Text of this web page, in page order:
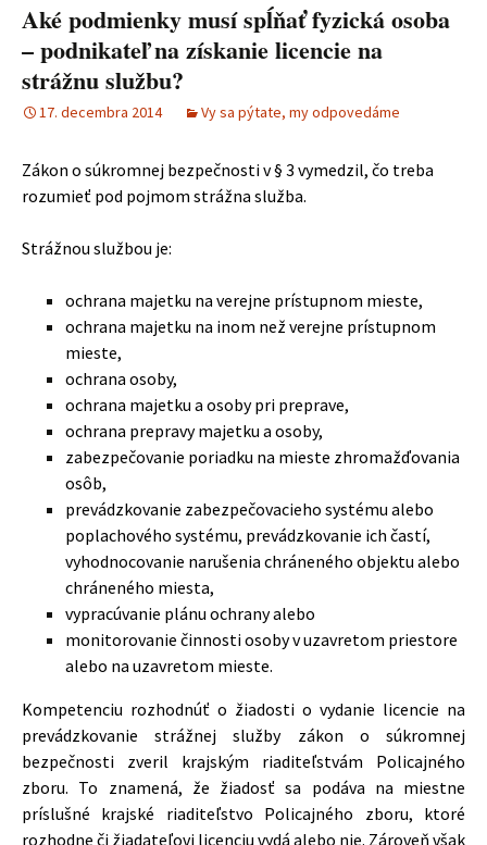
Aké podmienky musí spĺňať fyzická osoba
– podnikateľ na získanie licencie na
strážnu službu?
17. decembra 2014 Vy sa pýtate, my odpovedáme
Zákon o súkromnej bezpečnosti v § 3 vymedzil, čo treba
rozumieť pod pojmom strážna služba.
Strážnou službou je:
ochrana majetku na verejne prístupnom mieste,
ochrana majetku na inom než verejne prístupnom
mieste,
ochrana osoby,
ochrana majetku a osoby pri preprave,
ochrana prepravy majetku a osoby,
zabezpečovanie poriadku na mieste zhromažďovania
osôb,
prevádzkovanie zabezpečovacieho systému alebo
poplachového systému, prevádzkovanie ich častí,
vyhodnocovanie narušenia chráneného objektu alebo
chráneného miesta,
vypracúvanie plánu ochrany alebo
monitorovanie činnosti osoby v uzavretom priestore
alebo na uzavretom mieste.
Kompetenciu rozhodnúť o žiadosti o vydanie licencie na
prevádzkovanie strážnej služby zákon o súkromnej
bezpečnosti zveril krajským riaditeľstvám Policajného
zboru. To znamená, že žiadosť sa podáva na miestne
príslušné krajské riaditeľstvo Policajného zboru, ktoré
rozhodne či žiadateľovi licenciu vydá alebo nie. Zároveň však